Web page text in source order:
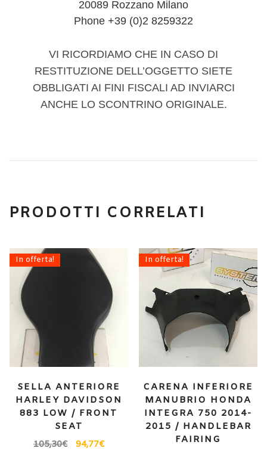
20089 Rozzano Milano
Phone +39 (0)2 8259322
VI RICORDIAMO CHE IN CASO DI
RESTITUZIONE DELL’OGGETTO SIETE
OBBLIGATI AI FINI FISCALI AD INVIARCI
ANCHE LO SCONTRINO ORIGINALE.
PRODOTTI CORRELATI
In offerta!
SELLA ANTERIORE
HARLEY DAVIDSON
883 LOW / FRONT
SEAT
105,30€ 94,77€
In offerta!
CARENA INFERIORE
MANUBRIO HONDA
INTEGRA 750 2014-
2015 / HANDLEBAR
FAIRING